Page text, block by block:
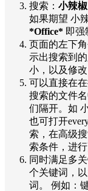
搜索： 小辣
如果期望 小
*Office* 即强
页面的左下
示出搜索到
小，以及修改
可以直接在
搜索的文件
们隔开。如
也可打开
索，在高级
索条件，进
同时满足多
个关键词，
词。 例如：